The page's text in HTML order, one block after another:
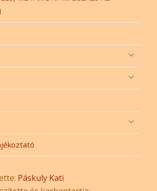
Páskuly Kati